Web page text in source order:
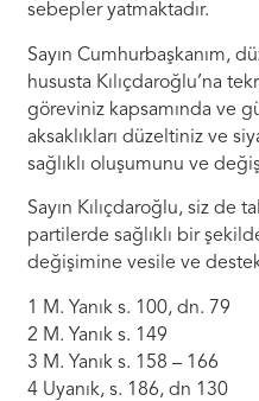
sebepler yatmaktadır.
Sayın Cumhurbaşkanım,
hususta Kılıçdaroğlu’na
göreviniz kapsamında ve
aksaklıkları düzeltiniz ve
sağlıklı oluşumunu ve
Sayın Kılıçdaroğlu, siz de
partilerde sağlıklı bir
değişimine vesile ve
1 M. Yanık s. 100, dn. 79
2 M. Yanık s. 149
3 M. Yanık s. 158 – 166
4 Uyanık, s. 186, dn 130